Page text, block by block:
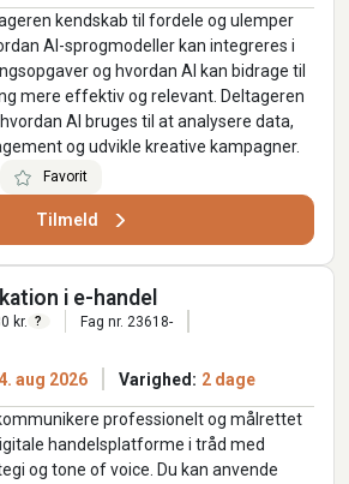
kendskab til fordele og ulemper
AI-sprogmodeller kan integreres i
og hvordan AI kan bidrage til
mere effektiv og relevant. Deltageren
AI bruges til at analysere data,
og udvikle kreative kampagner.
Favorit
Tilmeld
i e-handel
kr. ?
Fag nr. 23618-
aug 2026 Varighed: 2 dage
professionelt og målrettet
handelsplatforme i tråd med
og tone of voice. Du kan anvende